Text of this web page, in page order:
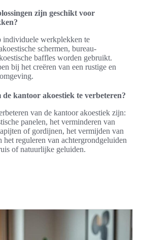
zijn geschikt voor
individuele werkplekken te
schermen, bureau-
baffles worden gebruikt.
bij het creëren van een rustige en
kantoor akoestiek te verbeteren?
van de kantoor akoestiek zijn:
panelen, het verminderen van
of gordijnen, het vermijden van
het reguleren van achtergrondgeluiden
of natuurlijke geluiden.